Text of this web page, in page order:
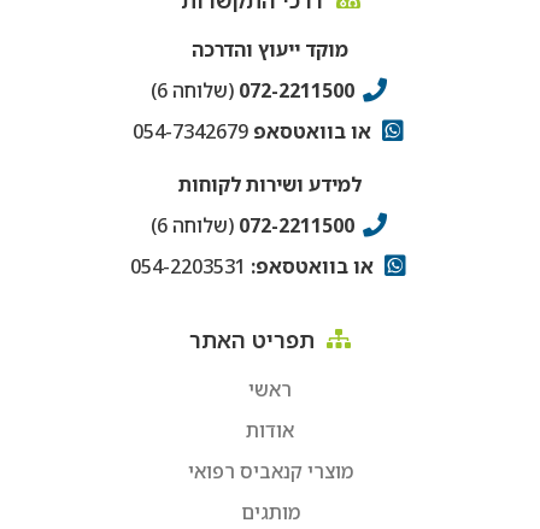
מוקד ייעוץ והדרכה
072-2211500 (שלוחה 6)
או בוואטסאפ 054-7342679
למידע ושירות לקוחות
072-2211500 (שלוחה 6)
או בוואטסאפ:
תפריט האתר
ראשי
אודות
מוצרי קנאביס רפואי
מותגים